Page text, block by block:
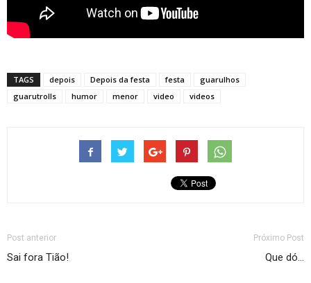
TAGS depois Depois da festa festa
guarulhos
guarutrolls
humor menor video videos
Post anterior
Sai fora Tião!
Próximo Post
Que dó…